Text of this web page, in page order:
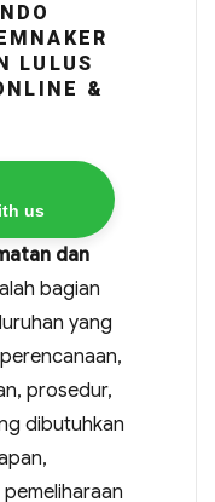
LULUS
&
us
dan
bagian
yang
prosedur,
dibutuhkan